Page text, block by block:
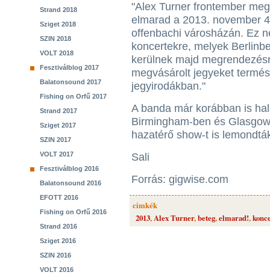
Strand 2018
Sziget 2018
SZIN 2018
VOLT 2018
Fesztiválblog 2017
Balatonsound 2017
Fishing on Orfű 2017
Strand 2017
Sziget 2017
SZIN 2017
VOLT 2017
Fesztiválblog 2016
Balatonsound 2016
EFOTT 2016
Fishing on Orfű 2016
Strand 2016
Sziget 2016
SZIN 2016
VOLT 2016
"Alex Turner frontember
elmarad a 2013. november
offenbachi városházán. Ez
koncertekre, melyek
kerülnek majd
megvásárolt jegyeket
jegyirodákban."
A banda már korábban is
Birmingham-ben és
hazatérő show-t is
Sali
Forrás: gigwise.com
cimkék
2013,Alex Turner,beteg,elmarad!,